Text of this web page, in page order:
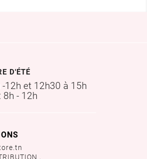
D'ÉTÉ
-12h et 12h30 à 15h
8h - 12h
,